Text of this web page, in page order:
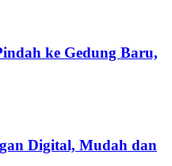
ke Gedung Baru,
Digital, Mudah dan